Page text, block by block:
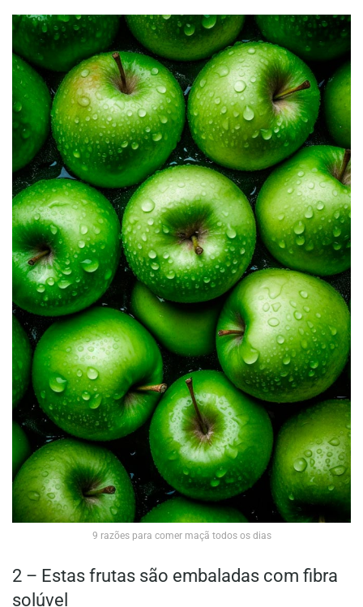
9 razões para comer maçã todos os dias
2 – Estas frutas são embaladas com fibra
solúvel